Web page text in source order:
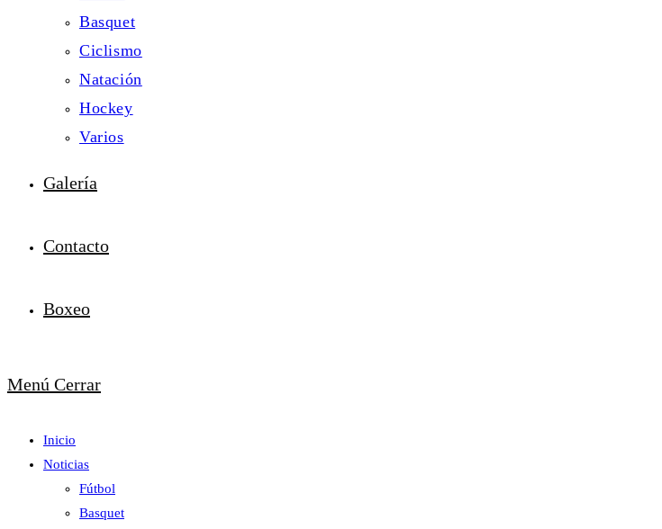
Basquet
Ciclismo
Natación
Hockey
Varios
Galería
Contacto
Boxeo
Menú Cerrar
Inicio
Noticias
Fútbol
Basquet